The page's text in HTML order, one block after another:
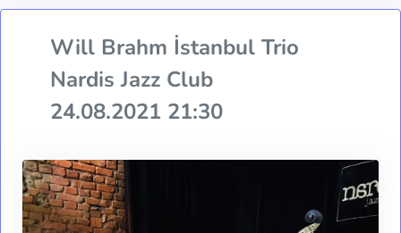
Will Brahm İstanbul Trio
Nardis Jazz Club
24.08.2021 21:30